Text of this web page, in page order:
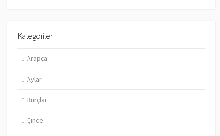
Kategoriler
Arapça
Aylar
Burçlar
Çince